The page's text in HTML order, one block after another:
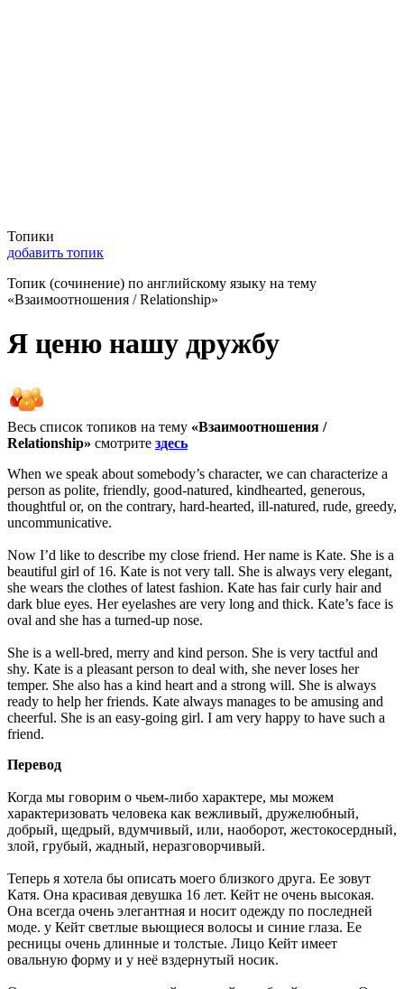
Топики
добавить топик
Топик (сочинение) по английскому языку на тему
«Взаимоотношения / Relationship»
Я ценю нашу дружбу
Весь список топиков на тему «Взаимоотношения /
Relationship» смотрите здесь
When we speak about somebody’s character, we can characterize a
person as polite, friendly, good-natured, kindhearted, generous,
thoughtful or, on the contrary, hard-hearted, ill-natured, rude, greedy,
uncommunicative.
Now I’d like to describe my close friend. Her name is Kate. She is a
beautiful girl of 16. Kate is not very tall. She is always very elegant,
she wears the clothes of latest fashion. Kate has fair curly hair and
dark blue eyes. Her eyelashes are very long and thick. Kate’s face is
oval and she has a turned-up nose.
She is a well-bred, merry and kind person. She is very tactful and
shy. Kate is a pleasant person to deal with, she never loses her
temper. She also has a kind heart and a strong will. She is always
ready to help her friends. Kate always manages to be amusing and
cheerful. She is an easy-going girl. I am very happy to have such a
friend.
Перевод
Когда мы говорим о чьем-либо характере, мы можем
характеризовать человека как вежливый, дружелюбный,
добрый, щедрый, вдумчивый, или, наоборот, жестокосердный,
злой, грубый, жадный, неразговорчивый.
Теперь я хотела бы описать моего близкого друга. Ее зовут
Катя. Она красивая девушка 16 лет. Кейт не очень высокая.
Она всегда очень элегантная и носит одежду по последней
моде. у Кейт светлые вьющиеся волосы и синие глаза. Ее
ресницы очень длинные и толстые. Лицо Кейт имеет
овальную форму и у неё вздернутый носик.